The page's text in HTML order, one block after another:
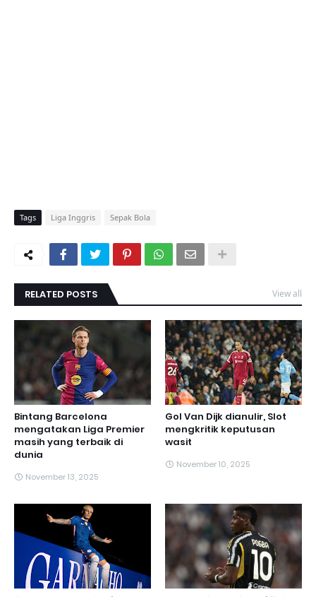
Tags Liga Inggris Sepak Bola
RELATED POSTS View all
Bintang Barcelona
mengatakan Liga Premier
masih yang terbaik di
dunia
November 13, 2025
Gol Van Dijk dianulir, Slot
mengkritik keputusan
wasit
November 10, 2025